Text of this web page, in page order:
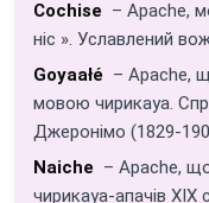
Cochise – Apache,
ніс ». Уславлений
Goyaałé – Apache,
мовою чирикауа.
Джеронімо (1829-
Naiche – Apache,
чирикауа-апачів XIX